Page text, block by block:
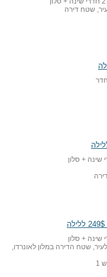
מתוך 23, נוף לעיר, שטח הדירה במלון לאונרדו,